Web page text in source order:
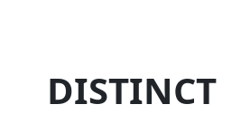
DISTINCT